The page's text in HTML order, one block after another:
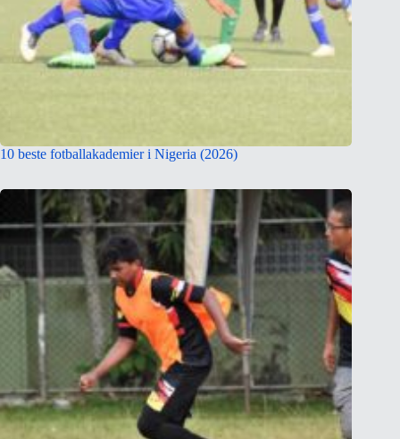
10 beste fotballakademier i Nigeria (2026)